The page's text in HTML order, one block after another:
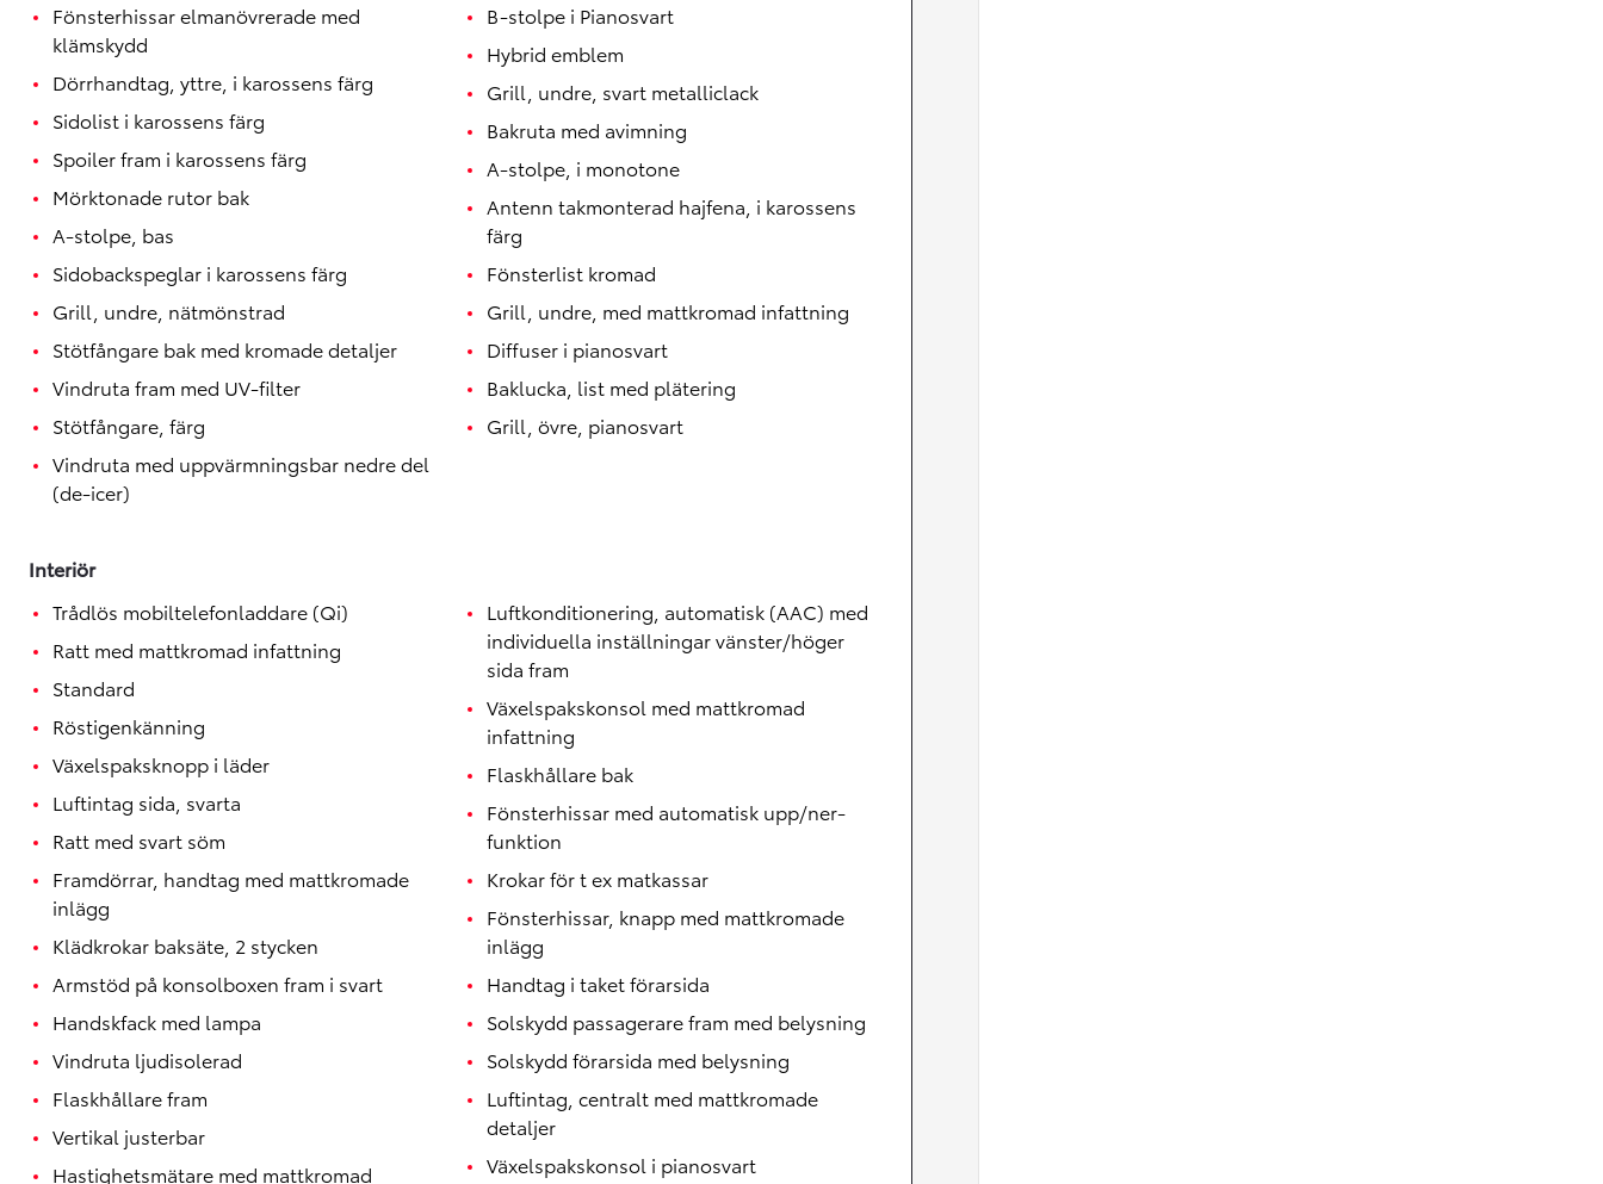
Fönsterhissar elmanövrerade med
klämskydd
Dörrhandtag, yttre, i karossens färg
Sidolist i karossens färg
Spoiler fram i karossens färg
Mörktonade rutor bak
A-stolpe, bas
Sidobackspeglar i karossens färg
Grill, undre, nätmönstrad
Stötfångare bak med kromade detaljer
Vindruta fram med UV-filter
Stötfångare, färg
Vindruta med uppvärmningsbar nedre del
(de-icer)
B-stolpe i Pianosvart
Hybrid emblem
Grill, undre, svart metalliclack
Bakruta med avimning
A-stolpe, i monotone
Antenn takmonterad hajfena, i karossens
färg
Fönsterlist kromad
Grill, undre, med mattkromad infattning
Diffuser i pianosvart
Baklucka, list med plätering
Grill, övre, pianosvart
Interiör
Trådlös mobiltelefonladdare (Qi)
Ratt med mattkromad infattning
Standard
Röstigenkänning
Växelspaksknopp i läder
Luftintag sida, svarta
Ratt med svart söm
Framdörrar, handtag med mattkromade
inlägg
Klädkrokar baksäte, 2 stycken
Armstöd på konsolboxen fram i svart
Handskfack med lampa
Vindruta ljudisolerad
Flaskhållare fram
Vertikal justerbar
Hastighetsmätare med mattkromad
Luftkonditionering, automatisk (AAC) med
individuella inställningar vänster/höger
sida fram
Växelspakskonsol med mattkromad
infattning
Flaskhållare bak
Fönsterhissar med automatisk upp/ner-
funktion
Krokar för t ex matkassar
Fönsterhissar, knapp med mattkromade
inlägg
Handtag i taket förarsida
Solskydd passagerare fram med belysning
Solskydd förarsida med belysning
Luftintag, centralt med mattkromade
detaljer
Växelspakskonsol i pianosvart